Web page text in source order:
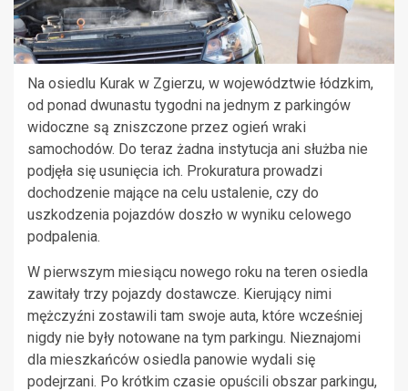
Na osiedlu Kurak w Zgierzu, w województwie łódzkim,
od ponad dwunastu tygodni na jednym z parkingów
widoczne są zniszczone przez ogień wraki
samochodów. Do teraz żadna instytucja ani służba nie
podjęła się usunięcia ich. Prokuratura prowadzi
dochodzenie mające na celu ustalenie, czy do
uszkodzenia pojazdów doszło w wyniku celowego
podpalenia.
W pierwszym miesiącu nowego roku na teren osiedla
zawitały trzy pojazdy dostawcze. Kierujący nimi
mężczyźni zostawili tam swoje auta, które wcześniej
nigdy nie były notowane na tym parkingu. Nieznajomi
dla mieszkańców osiedla panowie wydali się
podejrzani. Po krótkim czasie opuścili obszar parkingu,